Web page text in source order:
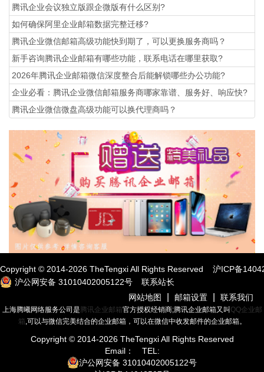
腾讯企业会议独立版跟企微版有什么区别?
如何确保阿里企业邮箱数据完整迁移?
腾讯企业微信邮箱高级功能‌快到期了，可以更换服务商吗？
新手咨询腾讯企业邮箱有哪些功能，联系电话在哪里获取?
2026年腾讯企业邮箱微信深度整合后能解锁哪些办公功能?
企业必看：腾讯企业微信邮箱服务商哪家靠谱、服务好、响应快?
腾讯企业微信微盘高级功能可以换代理商吗？
Copyright © 2014-2026 TheTengxi All Rights Reserved 沪ICP备
沪公网安备 31010402005122号
联系站长
网站地图
邮箱设置 联系我们
上海腾曦网络服务公司是 腾讯企业邮箱官方授权经销商;腾讯企业邮箱又叫 QQ企业邮
箱 ,可以与微信完美结合的企业邮箱，可以在微信中收发邮件的企业邮箱。
Copyright © 2014-2026TheTengxi All Rights Reserved
Email：
TEL:
沪公网安备 31010402005122号